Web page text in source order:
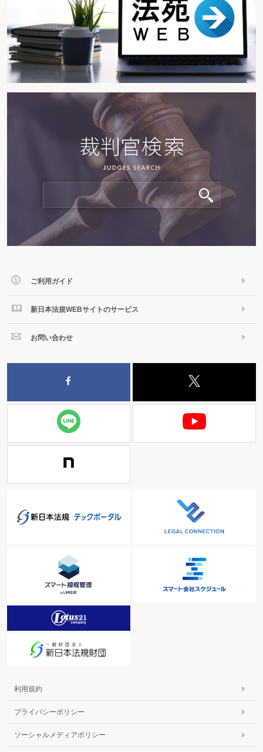
ご利用ガイド
新日本法規WEBサイトのサービス
お問い合わせ
利用規約
プライバシーポリシー
ソーシャルメディアポリシー